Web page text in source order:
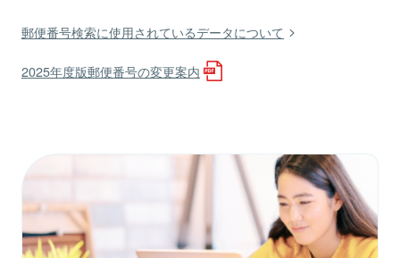
郵便番号検索に使用されているデータについて
2025年度版郵便番号の変更案内